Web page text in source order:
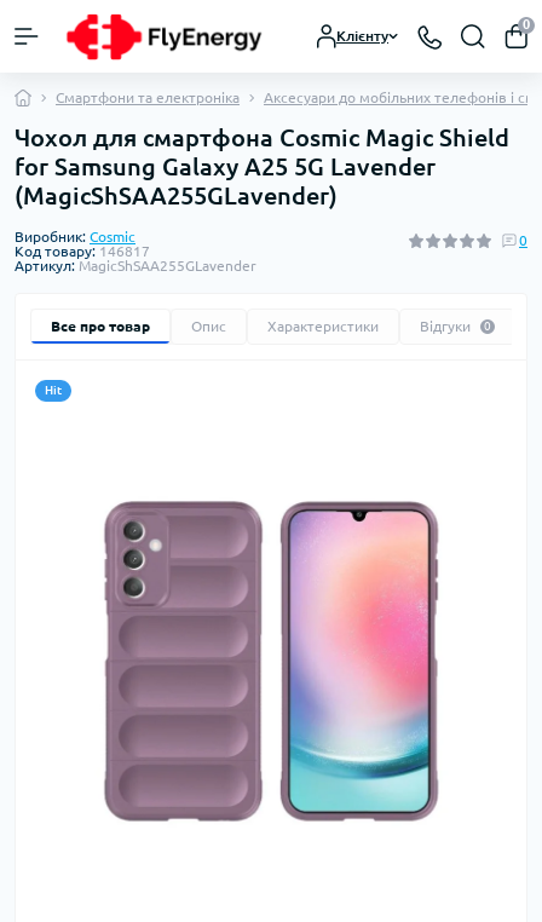
Клієнту
0
Смартфони та електроніка Аксесуари до мобільних телефонів і
Чохол для смартфона Cosmic Magic Shield
for Samsung Galaxy A25 5G Lavender
(MagicShSAA255GLavender)
Виробник: Cosmic
Код товару: 146817
Артикул: MagicShSAA255GLavender
0
Все про товар Опис Характеристики Відгуки 0
Hit